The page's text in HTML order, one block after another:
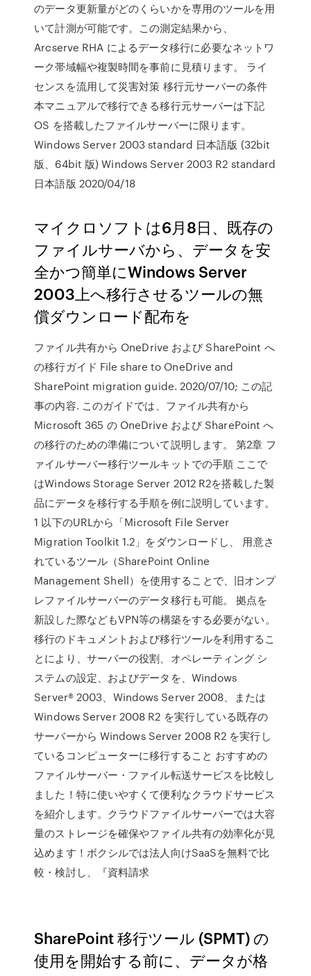
のデータ更新量がどのくらいかを専用のツールを用
いて計測が可能です。この測定結果から、
Arcserve RHA によるデータ移行に必要なネットワ
ーク帯域幅や複製時間を事前に見積ります。 ライ
センスを流用して災害対策 移行元サーバーの条件
本マニュアルで移行できる移行元サーバーは下記
OS を搭載したファイルサーバーに限ります。
Windows Server 2003 standard 日本語版 (32bit
版、64bit 版) Windows Server 2003 R2 standard
日本語版 2020/04/18
マイクロソフトは6月8日、既存の
ファイルサーバから、データを安
全かつ簡単にWindows Server
2003上へ移行させるツールの無
償ダウンロード配布を
ファイル共有から OneDrive および SharePoint へ
の移行ガイド File share to OneDrive and
SharePoint migration guide. 2020/07/10; この記
事の内容. このガイドでは、ファイル共有から
Microsoft 365 の OneDrive および SharePoint へ
の移行のための準備について説明します。 第2章 フ
ァイルサーバー移行ツールキットでの手順 ここで
はWindows Storage Server 2012 R2を搭載した製
品にデータを移行する手順を例に説明しています。
1 以下のURLから「Microsoft File Server
Migration Toolkit 1.2」をダウンロードし、 用意さ
れているツール（SharePoint Online
Management Shell）を使用することで、旧オンプ
レファイルサーバーのデータ移行も可能。 拠点を
新設した際などもVPN等の構築をする必要がない。
移行のドキュメントおよび移行ツールを利用するこ
とにより、サーバーの役割、オペレーティング シ
ステムの設定、およびデータを、Windows
Server® 2003、Windows Server 2008、または
Windows Server 2008 R2 を実行している既存の
サーバーから Windows Server 2008 R2 を実行し
ているコンピューターに移行すること おすすめの
ファイルサーバー・ファイル転送サービスを比較し
ました！特に使いやすくて便利なクラウドサービス
を紹介します。クラウドファイルサーバーでは大容
量のストレージを確保やファイル共有の効率化が見
込めます！ボクシルでは法人向けSaaSを無料で比
較・検討し、『資料請求
SharePoint 移行ツール (SPMT) の
使用を開始する前に、データが格